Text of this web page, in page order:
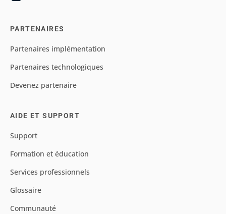
PARTENAIRES
Partenaires implémentation
Partenaires technologiques
Devenez partenaire
AIDE ET SUPPORT
Support
Formation et éducation
Services professionnels
Glossaire
Communauté